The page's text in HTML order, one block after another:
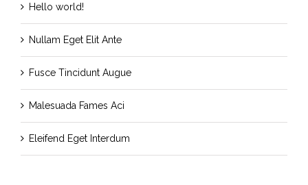
Hello world!
Nullam Eget Elit Ante
Fusce Tincidunt Augue
Malesuada Fames Aci
Eleifend Eget Interdum